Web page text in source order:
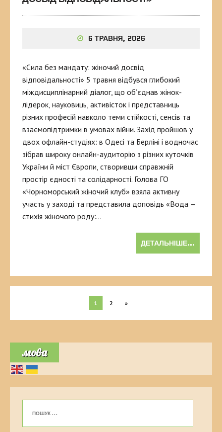
6 ТРАВНЯ, 2026
«Сила без мандату: жіночий досвід
відповідальності» 5 травня відбувся глибокий
міждисциплінарний діалог, що об’єднав жінок-
лідерок, науковиць, активісток і представниць
різних професій навколо теми стійкості, сенсів та
взаємопідтримки в умовах війни. Захід пройшов у
двох офлайн-студіях: в Одесі та Берліні і водночас
зібрав широку онлайн-аудиторію з різних куточків
України й міст Європи, створивши справжній
простір єдності та солідарності. Голова ГО
«Чорноморський жіночий клуб» взяла активну
участь у заході та представила доповідь «Вода —
стихія жіночого роду:…
ДЕТАЛЬНІШЕ...
1 2 »
мова